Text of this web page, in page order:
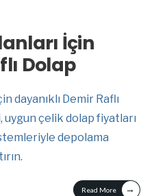
İçin
Dolap
dayanıklı Demir Raflı
uygun çelik dolap fiyatları
depolama
Read More →